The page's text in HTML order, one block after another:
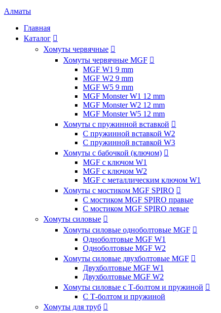
Алматы
Главная
Каталог 
Хомуты червячные 
Хомуты червячные MGF 
MGF W1 9 mm
MGF W2 9 mm
MGF W5 9 mm
MGF Monster W1 12 mm
MGF Monster W2 12 mm
MGF Monster W5 12 mm
Хомуты с пружинной вставкой 
С пружинной вставкой W2
С пружинной вставкой W3
Хомуты с бабочкой (ключом) 
MGF с ключом W1
MGF с ключом W2
MGF с металлическим ключом W1
Хомуты с мостиком MGF SPIRO 
С мостиком MGF SPIRO правые
С мостиком MGF SPIRO левые
Хомуты силовые 
Хомуты силовые одноболтовые MGF 
Одноболтовые MGF W1
Одноболтовые MGF W2
Хомуты силовые двухболтовые MGF 
Двухболтовые MGF W1
Двухболтовые MGF W2
Хомуты силовые с Т-болтом и пружиной 
С Т-болтом и пружиной
Хомуты для труб 